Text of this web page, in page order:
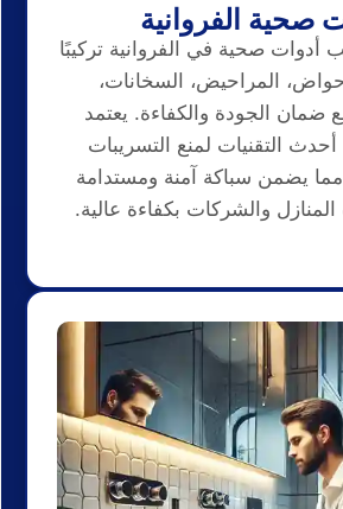
صحية الفروانية
أدوات صحية في الفروانية تركيبًا
المراحيض، السخانات،
ضمان الجودة والكفاءة. يعتمد
التقنيات لمنع التسريبات
مما يضمن سباكة آمنة ومستدامة
والشركات بكفاءة عالية.